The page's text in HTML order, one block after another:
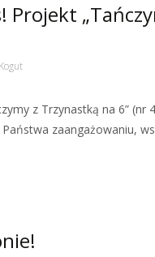
Projekt
z Trzynastką na 6” (nr
zaangażowaniu,